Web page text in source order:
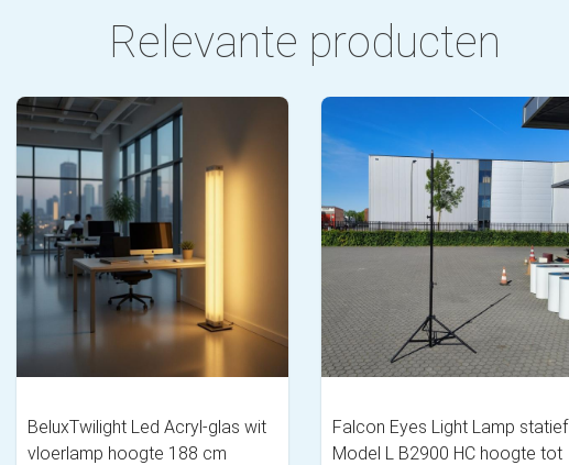
Relevante producten
BeluxTwilight Led Acryl-glas wit
vloerlamp hoogte 188 cm
Falcon Eyes Light Lamp statief
Model L B2900 HC hoogte tot